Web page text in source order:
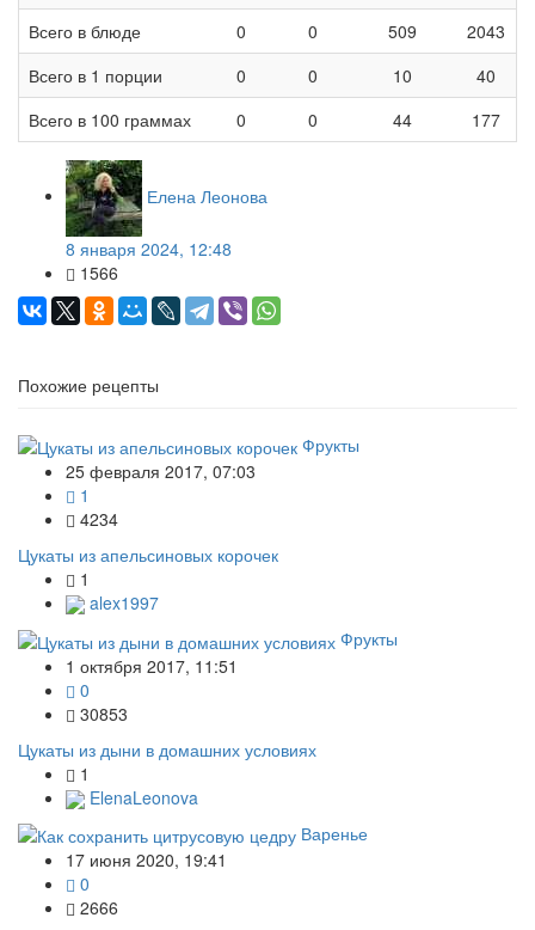
Всего в блюде
0 0 509
2043
Всего в 1 порции
0 0 10
40
Всего в 100 граммах
0 0 44 177
Елена Леонова
8 января 2024, 12:48
1566
Похожие рецепты
Фрукты
25 февраля 2017, 07:03
1
4234
Цукаты из апельсиновых корочек
1
alex1997
Фрукты
1 октября 2017, 11:51
0
30853
Цукаты из дыни в домашних условиях
1
ElenaLeonova
Варенье
17 июня 2020, 19:41
0
2666